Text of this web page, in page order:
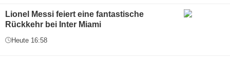
Lionel Messi feiert eine fantastische
Rückkehr bei Inter Miami
Heute 16:58